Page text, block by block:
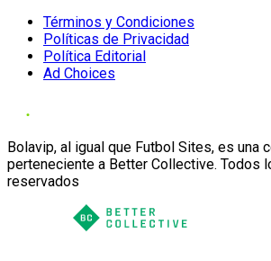
Términos y Condiciones
Políticas de Privacidad
Política Editorial
Ad Choices
Bolavip, al igual que Futbol Sites, es una
perteneciente a Better Collective. Todos
reservados